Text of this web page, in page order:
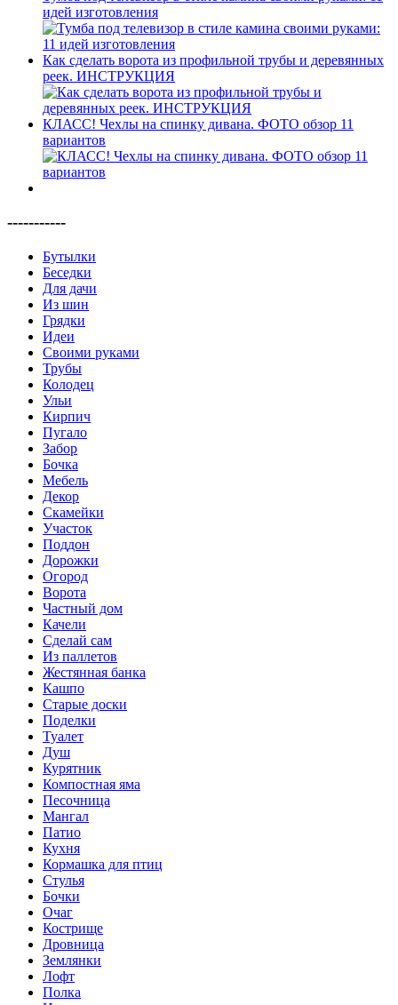
идей изготовления
Как сделать ворота из профильной трубы и деревянных
реек. ИНСТРУКЦИЯ
КЛАСС! Чехлы на спинку дивана. ФОТО обзор 11
вариантов
-----------
Бутылки
Беседки
Для дачи
Из шин
Грядки
Идеи
Своими руками
Трубы
Колодец
Ульи
Кирпич
Пугало
Забор
Бочка
Мебель
Декор
Скамейки
Участок
Поддон
Дорожки
Огород
Ворота
Частный дом
Качели
Сделай сам
Из паллетов
Жестянная банка
Кашпо
Старые доски
Поделки
Туалет
Душ
Курятник
Компостная яма
Песочница
Мангал
Патио
Кухня
Кормашка для птиц
Стулья
Бочки
Очаг
Кострище
Дровница
Землянки
Лофт
Полка